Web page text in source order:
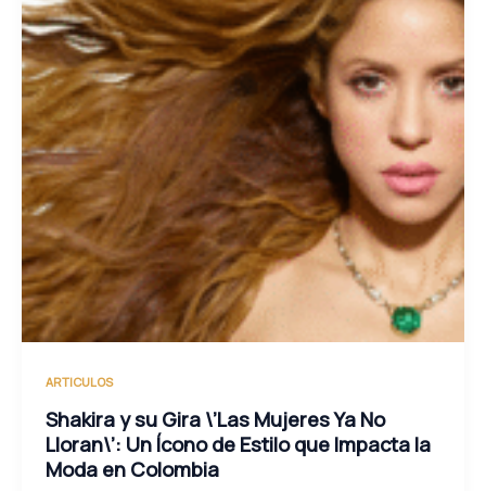
ARTICULOS
Shakira y su Gira \’Las Mujeres Ya No
Lloran\’: Un Ícono de Estilo que Impacta la
Moda en Colombia